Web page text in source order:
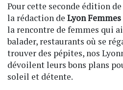
Pour cette seconde édition de
la rédaction de Lyon Femmes
la rencontre de femmes qui
balader, restaurants où se
trouver des pépites, nos
dévoilent leurs bons plans
soleil et détente.